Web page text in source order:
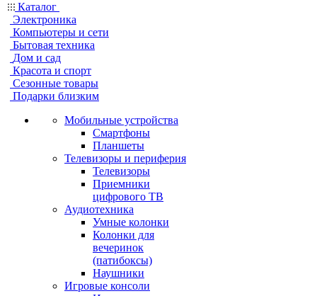
Каталог
Электроника
Компьютеры и сети
Бытовая техника
Дом и сад
Красота и спорт
Сезонные товары
Подарки близким
Мобильные устройства
Смартфоны
Планшеты
Телевизоры и периферия
Телевизоры
Приемники
цифрового ТВ
Аудиотехника
Умные колонки
Колонки для
вечеринок
(патибоксы)
Наушники
Игровые консоли